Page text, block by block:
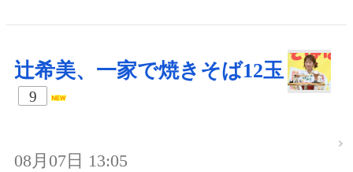
辻希美、一家で焼きそば12玉
9
08月07日 13:05